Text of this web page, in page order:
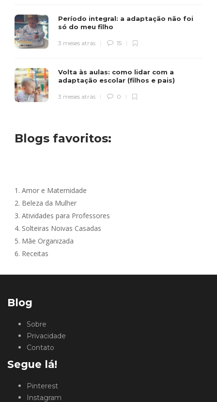
Período integral: a adaptação não foi
só do meu filho
3 meses atrás 15
Volta às aulas: como lidar com a
adaptação escolar (filhos e pais)
3 meses atrás 0
Blogs favoritos:
1. Amor e Maternidade
2. Beleza da Mulher
3. Atividades para Professores
4. Solteiras Noivas Casadas
5. Mãe Organizada
6. Receitas
Blog
Sobre
Privacidade
Contato
Segue lá!
Pinterest
Instagram